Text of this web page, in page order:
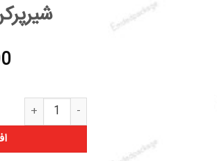
شیرپرکن آریستون